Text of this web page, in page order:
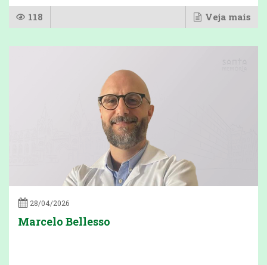
118 Veja mais
28/04/2026
Marcelo Bellesso